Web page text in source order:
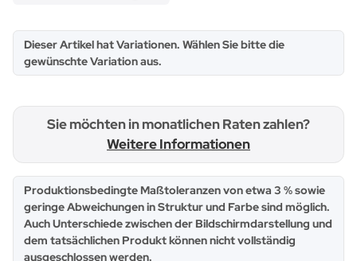
x
Dieser Artikel hat Variationen. Wählen Sie bitte die
gewünschte Variation aus.
Sie möchten in monatlichen Raten zahlen?
Weitere Informationen
x
Produktionsbedingte Maßtoleranzen von etwa 3 % sowie
geringe Abweichungen in Struktur und Farbe sind möglich.
Auch Unterschiede zwischen der Bildschirmdarstellung und
dem tatsächlichen Produkt können nicht vollständig
ausgeschlossen werden.